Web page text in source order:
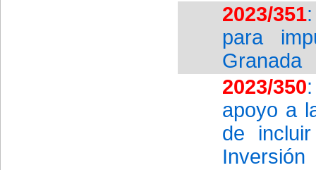
2023/351
para
Granada
2023/350
apoyo a
de
Inversión